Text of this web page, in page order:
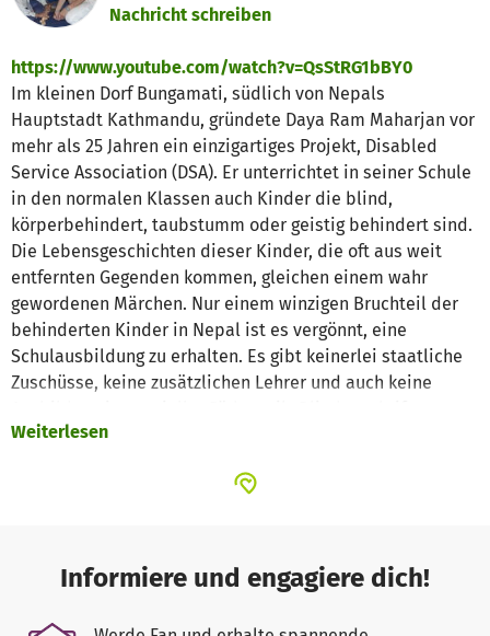
Nachricht schreiben
https://www.youtube.com/watch?v=QsStRG1bBY0
Im kleinen Dorf Bungamati, südlich von Nepals
Hauptstadt Kathmandu, gründete Daya Ram Maharjan vor
mehr als 25 Jahren ein einzigartiges Projekt, Disabled
Service Association (DSA). Er unterrichtet in seiner Schule
in den normalen Klassen auch Kinder die blind,
körperbehindert, taubstumm oder geistig behindert sind.
Die Lebensgeschichten dieser Kinder, die oft aus weit
entfernten Gegenden kommen, gleichen einem wahr
gewordenen Märchen. Nur einem winzigen Bruchteil der
behinderten Kinder in Nepal ist es vergönnt, eine
Schulausbildung zu erhalten. Es gibt keinerlei staatliche
Zuschüsse, keine zusätzlichen Lehrer und auch keine
Gebärdensprache, Physiotherapie, alles wurde sich mit
Durchhaltevermögen selbst angeeignet. Der erste blinde
Zwei der blinden Schüler besuchten eine ganz normale
Universität und schlossen diese mit Erfolg ab. Heute
arbeiten sie als Lehrer.
Weiterlesen
Informiere und engagiere dich!